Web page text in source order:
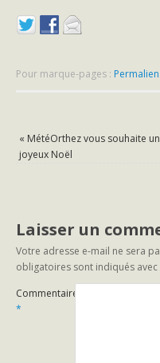
Pour marque-pages : Permalien
« MétéOrthez vous souhaite un
joyeux Noël
Laisser un
Votre adresse e-mail ne sera
obligatoires sont indiqués avec
Commentaire
*